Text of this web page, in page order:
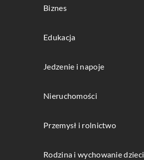
Biznes
Edukacja
Jedzenie i napoje
Nieruchomości
Przemysł i rolnictwo
Rodzina i wychowanie dzieci